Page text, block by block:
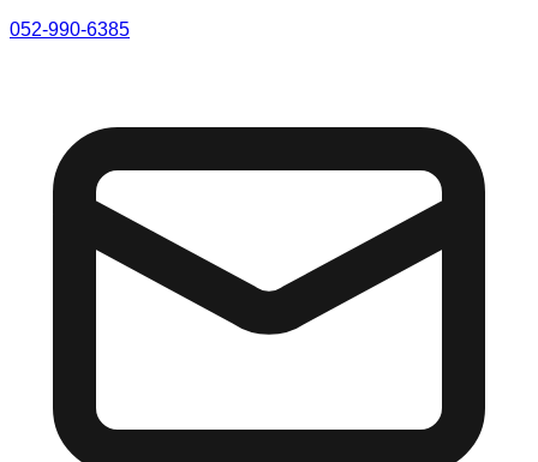
052-990-6385